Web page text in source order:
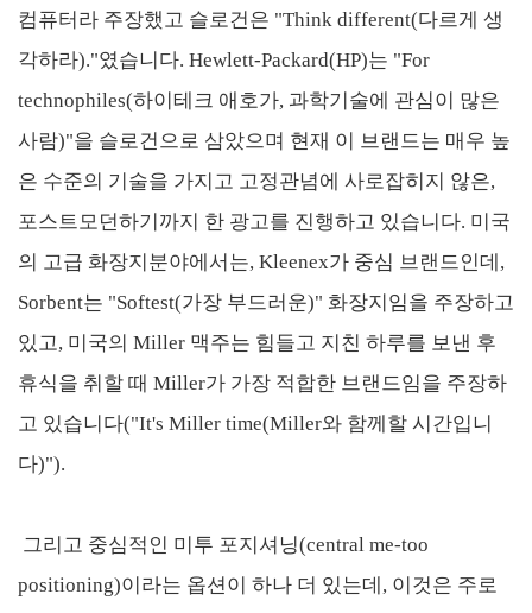
컴퓨터라 주장했고 슬로건은 "Think different(다르게 생
각하라)."였습니다. Hewlett-Packard(HP)는 "For
technophiles(하이테크 애호가, 과학기술에 관심이 많은
사람)"을 슬로건으로 삼았으며 현재 이 브랜드는 매우 높
은 수준의 기술을 가지고 고정관념에 사로잡히지 않은,
포스트모던하기까지 한 광고를 진행하고 있습니다. 미국
의 고급 화장지분야에서는, Kleenex가 중심 브랜드인데,
Sorbent는 "Softest(가장 부드러운)" 화장지임을 주장하고
있고, 미국의 Miller 맥주는 힘들고 지친 하루를 보낸 후
휴식을 취할 때 Miller가 가장 적합한 브랜드임을 주장하
고 있습니다("It's Miller time(Miller와 함께할 시간입니
다)").
그리고 중심적인 미투 포지셔닝(central me-too
positioning)이라는 옵션이 하나 더 있는데, 이것은 주로